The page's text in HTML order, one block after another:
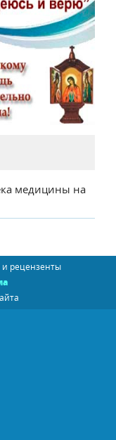
медицины на
рецензенты